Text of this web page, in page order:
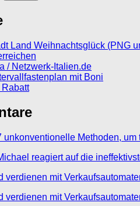
Land Weihnachtsglück (PNG
/ Netzwerk-Italien.de
mit Boni
Rabatt
unkonventionelle Methoden,
reagiert auf die
verdienen mit
verdienen mit